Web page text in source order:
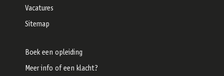
Vacatures
Sitemap
Boek een opleiding
Meer info of een klacht?